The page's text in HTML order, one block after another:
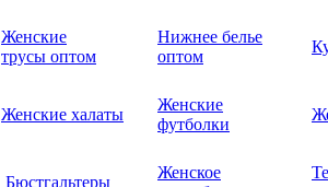
Женские
трусы оптом
Нижнее белье
оптом
Женские халаты
Женские
футболки
Бюстгальтеры
Женское